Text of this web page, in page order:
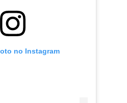
no Instagram